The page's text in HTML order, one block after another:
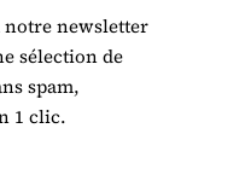
newsletter
sélection de
spam,
1 clic.